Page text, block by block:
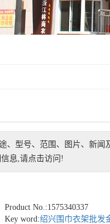
、型号、范围、图片、新
息,请点击访问!
Product No.:1575340337
Key word:绍兴围巾衣架批发